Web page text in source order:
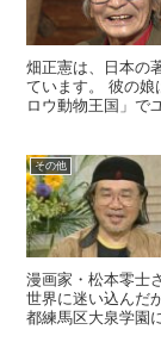
畑正憲は、日本の
ています。 彼の娘
ロウ動物王国」で
その他
漫画家・松本零士
世界に迷い込んだ
都練馬区大泉学園